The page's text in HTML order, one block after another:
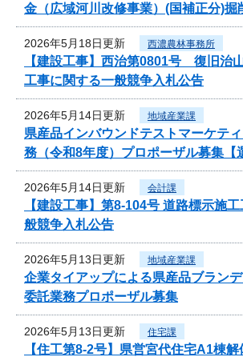
金（広域河川改修事業）(国補正分)掘
2026年5月18日更新 西濃農林事務所
【建設工事】西治第0801号 復旧治
工事に関する一般競争入札公告
2026年5月14日更新 地域産業課
県産品インバウンドテストマーケテ
務（令和8年度）プロポーザル募集【
2026年5月14日更新 会計課
【建設工事】第8-104号 道路標示施
般競争入札公告
2026年5月13日更新 地域産業課
企業タイアップによる県産品ブラン
委託業務プロポーザル募集
2026年5月13日更新 住宅課
【住工第8-2号】県営宮代住宅A1棟